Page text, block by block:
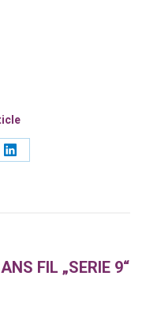
Share
FIL „SERIE 9“